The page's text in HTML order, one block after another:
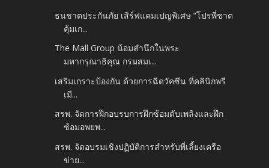
ธนชาตประกันภัย เสิร์ฟแคมเปญพิเศษ “โปรพี่ชาต
คุ้มเก...
The Mall Group น้อมสำนึกในพระ
มหากรุณาธิคุณ กรมสมเ...
เสริมเกราะป้องกัน ด้วยการฉีดวัคซีน ที่คลินิกพรี
เมี...
สรพ. จัดการฝึกอบรบการฝึกซ้อมดับเพลิงและฝึก
ซ้อมอพยพ...
สรพ. จัดอบรมเชิงปฏิบัติการสำหรับพี่เลี้ยงเครือ
ข่าย...